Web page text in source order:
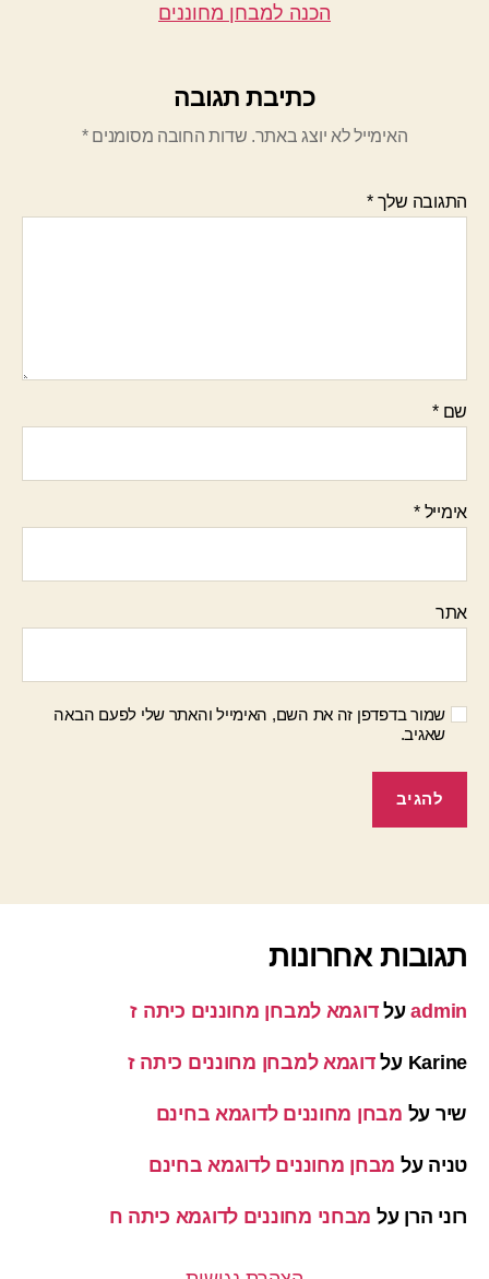
הכנה למבחן מחוננים
כתיבת תגובה
האימייל לא יוצג באתר. שדות החובה מסומנים*
התגובה שלך*
שם*
אימייל*
אתר
שמור בדפדפן זה את השם, האימייל והאתר שלי לפעם הבאה
שאגיב.
תגובות אחרונות
adminעלדוגמא למבחן מחוננים כיתה ז
Karine עלדוגמא למבחן מחוננים כיתה ז
שיר על מבחן מחוננים לדוגמא בחינם
טניה על מבחן מחוננים לדוגמא בחינם
רוני הרן על מבחני מחוננים לדוגמא כיתה ח